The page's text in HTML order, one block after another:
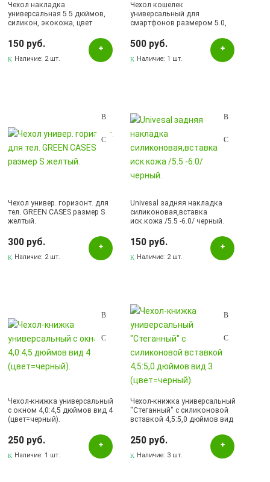
Чехол накладка
универсальная 5.5 дюймов,
силикон, экокожа, цвет
150 руб.
Наличие: 2 шт.
Чехол кошелек
универсальный для
смартфонов размером 5.0,
бирюзовый
500 руб.
Наличие: 1 шт.
Чехол универ. горизонт. для
тел. GREEN CASES размер S
желтый.
300 руб.
Наличие: 2 шт.
Univesal задняя накладка
силиконовая,вставка
иск.кожа /5.5 -6.0/ черный.
150 руб.
Наличие: 2 шт.
Чехол-книжка универсальный
с окном 4,0:4,5 дюймов вид 4
(цвет=черный).
250 руб.
Наличие: 1 шт.
Чехол-книжка универсальный
"Стеганный" с силиконовой
вставкой 4,5:5,0 дюймов вид
250 руб.
Наличие: 3 шт.